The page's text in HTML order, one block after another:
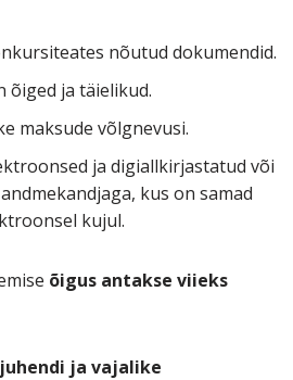
nõutud dokumendid.
õiged ja täielikud.
maksude võlgnevusi.
ja digiallkirjastatud või
kus on samad
kujul.
õigus antakse viieks
ja vajalike